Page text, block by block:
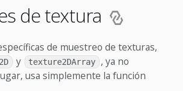
de textura
de muestreo de texturas,
y texture2DArray
, ya no
usa simplemente la función